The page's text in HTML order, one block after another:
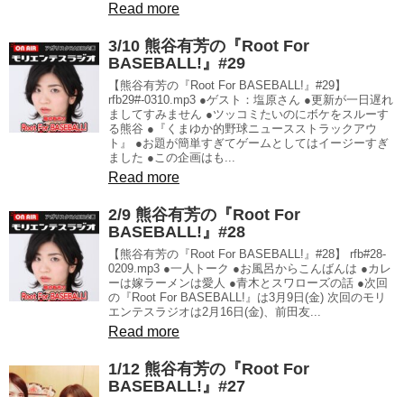
Read more
3/10 熊谷有芳の『Root For
BASEBALL!』#29
【熊谷有芳の『Root For BASEBALL!』#29】
rfb29#-0310.mp3 ●ゲスト：塩原さん ●更新が一日遅れ
ましてすみません ●ツッコミたいのにボケをスルーす
る熊谷 ●『くまゆか的野球ニュースストラックアウ
ト』 ●お題が簡単すぎてゲームとしてはイージーすぎ
ました ●この企画はも...
Read more
2/9 熊谷有芳の『Root For
BASEBALL!』#28
【熊谷有芳の『Root For BASEBALL!』#28】 rfb#28-
0209.mp3 ●一人トーク ●お風呂からこんばんは ●カレ
ーは嫁ラーメンは愛人 ●青木とスワローズの話 ●次回
の『Root For BASEBALL!』は3月9日(金) 次回のモリ
エンテスラジオは2月16日(金)、前田友...
Read more
1/12 熊谷有芳の『Root For
BASEBALL!』#27